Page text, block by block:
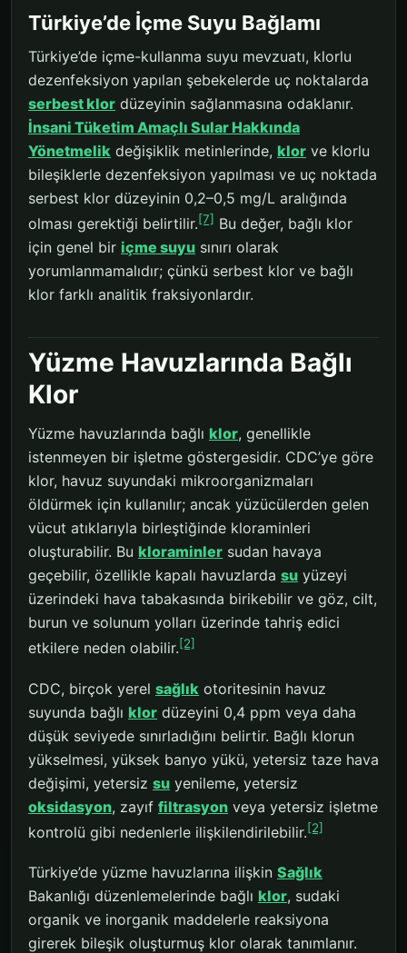
Türkiye’de İçme Suyu Bağlamı
Türkiye’de içme-kullanma suyu mevzuatı, klorlu
dezenfeksiyon yapılan şebekelerde uç noktalarda
serbest klor düzeyinin sağlanmasına odaklanır.
İnsani Tüketim Amaçlı Sular Hakkında
Yönetmelik değişiklik metinlerinde, klor ve klorlu
bileşiklerle dezenfeksiyon yapılması ve uç noktada
serbest klor düzeyinin 0,2–0,5 mg/L aralığında
olması gerektiği belirtilir.[7] Bu değer, bağlı klor
için genel bir içme suyu sınırı olarak
yorumlanmamalıdır; çünkü serbest klor ve bağlı
klor farklı analitik fraksiyonlardır.
Yüzme Havuzlarında Bağlı
Klor
Yüzme havuzlarında bağlı klor, genellikle
istenmeyen bir işletme göstergesidir. CDC’ye göre
klor, havuz suyundaki mikroorganizmaları
öldürmek için kullanılır; ancak yüzücülerden gelen
vücut atıklarıyla birleştiğinde kloraminleri
oluşturabilir. Bu kloraminler sudan havaya
geçebilir, özellikle kapalı havuzlarda su yüzeyi
üzerindeki hava tabakasında birikebilir ve göz, cilt,
burun ve solunum yolları üzerinde tahriş edici
etkilere neden olabilir.[2]
CDC, birçok yerel sağlık otoritesinin havuz
suyunda bağlı klor düzeyini 0,4 ppm veya daha
düşük seviyede sınırladığını belirtir. Bağlı klorun
yükselmesi, yüksek banyo yükü, yetersiz taze hava
değişimi, yetersiz su yenileme, yetersiz
oksidasyon, zayıf filtrasyon veya yetersiz işletme
kontrolü gibi nedenlerle ilişkilendirilebilir.[2]
Türkiye’de yüzme havuzlarına ilişkin Sağlık
Bakanlığı düzenlemelerinde bağlı klor, sudaki
organik ve inorganik maddelerle reaksiyona
girerek bileşik oluşturmuş klor olarak tanımlanır.